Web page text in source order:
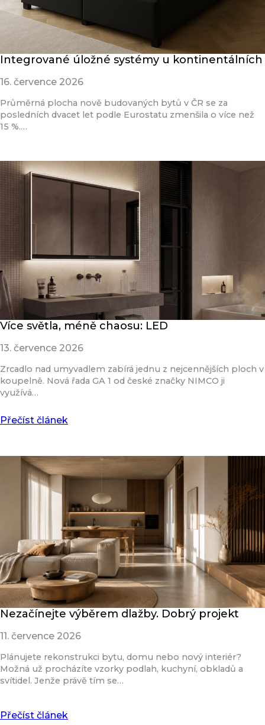
Integrované úložné systémy u kontinentálních
16. července 2026
Průměrná plocha nově budovaných bytů v ČR se za
posledních dvacet let podle Eurostatu zmenšila o více než
15 %.…
Více světla, méně chaosu: LED
13. července 2026
Zrcadlo nad umyvadlem zabírá jednu z nejcennějších ploch v
koupelně. Nová řada GA 1 od české značky NIMCO ji
využívá…
Přečíst článek
Nezačínejte výběrem dlažby. Dobrý projekt
11. července 2026
Plánujete rekonstrukci bytu, domu nebo nový interiér?
Možná už procházíte vzorky podlah, kuchyní, obkladů a
svítidel. Jenže právě tím se…
Přečíst článek